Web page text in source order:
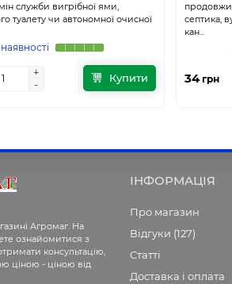
служби вигрібної ями,
туалету чи автономної очисної
+
-
+
-
Купити
септика,
кан...
34грн
Агромаг. На
ознайомитися з
консультацію,
ціною - ціною від
ІНФОРМАЦІЯ
Про магазин
Відгуки (127)
Статті
Доставка і оплата